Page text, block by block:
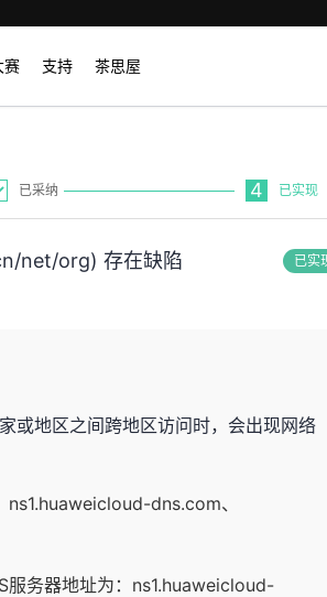
赛 支持 茶思屋
已采纳 4 已实现
net/org) 存在缺陷 已实
或地区之间跨地区访问时，会出现网络
dns.com、
服务器地址为：ns1.huaweicloud-